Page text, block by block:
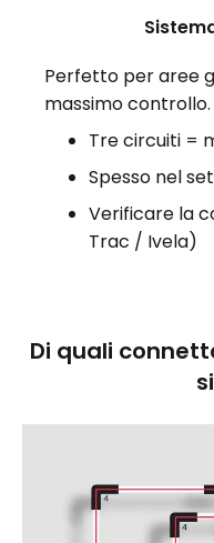
Perfetto per aree
massimo controllo.
Tre circuiti =
Spesso nel
Verificare la
Trac / Ivela)
Di quali